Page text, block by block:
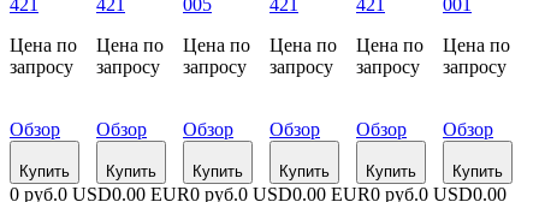
421
Цена по
запросу
Обзор
Купить
421
Цена по
запросу
Обзор
Купить
005
Цена по
запросу
Обзор
Купить
421
Цена по
запросу
Обзор
Купить
421
Цена по
запросу
Обзор
Купить
001
Цена по
запросу
Обзор
Купить
0 руб.0 USD0.00 EUR0 руб.0 USD0.00 EUR0 руб.0 USD0.00